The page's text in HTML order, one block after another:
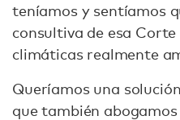
teníamos y sentíamos
consultiva de esa
climáticas realmente
Queríamos una
que también